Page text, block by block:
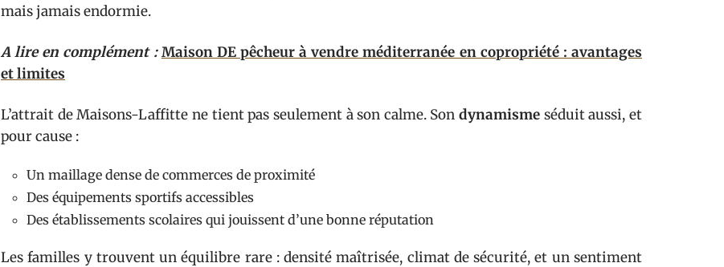
mais jamais endormie.
A lire en complément : Maison DE pêcheur à vendre méditerranée en copropriété : avantages
et limites
L’attrait de Maisons-Laffitte ne tient pas seulement à son calme. Sondynamisme séduit aussi, et
pour cause :
Un maillage dense de commerces de proximité
Des équipements sportifs accessibles
Des établissements scolaires qui jouissent d’une bonne réputation
Les familles y trouvent un équilibre rare : densité maîtrisée, climat de sécurité, et un sentiment